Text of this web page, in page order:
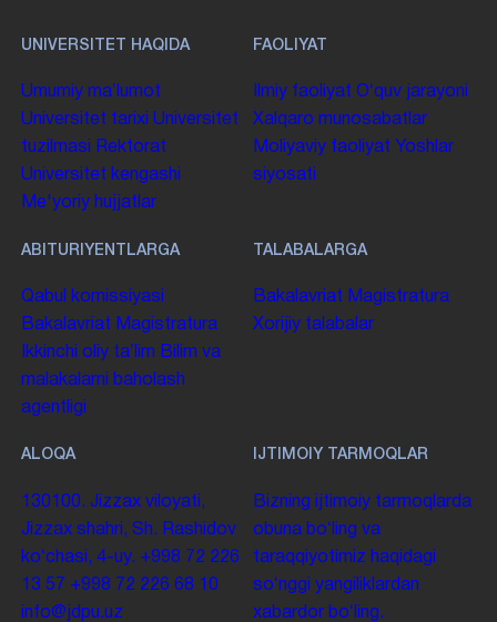
UNIVERSITET HAQIDA
Umumiy maʼlumot
Universitet tarixi Universitet
tuzilmasi
Rektorat
Universitet kengashi
Me'yoriy hujjatlar
FAOLIYAT
Ilmiy faoliyat Oʻquv jarayoni
Xalqaro munosabatlar
Moliyaviy faoliyat Yoshlar
siyosati
ABITURIYENTLARGA
Qabul komissiyasi
Bakalavriat Magistratura
Ikkinchi oliy taʼlim Bilim va
malakalarni baholash
agentligi
TALABALARGA
Bakalavriat Magistratura
Xorijiy talabalar
ALOQA
130100. Jizzax viloyati,
Jizzax shahri, Sh. Rashidov
koʻchasi, 4-uy. +998 72 226
13 57 +998 72 226 68 10
info@jdpu.uz
IJTIMOIY TARMOQLAR
Bizning ijtimoiy tarmoqlarda
obuna boʻling va
taraqqiyotimiz haqidagi
soʻnggi yangiliklardan
xabardor boʻling.